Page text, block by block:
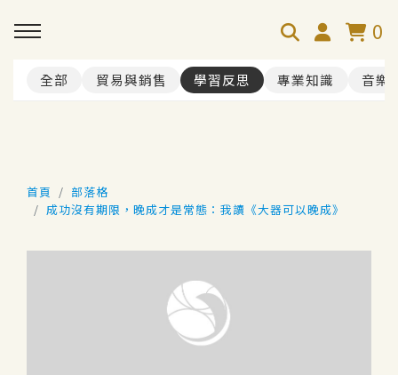
0
全部 貿易與銷售 學習反思 專業知識 音樂
首頁
部落格
成功沒有期限，晚成才是常態：我讀《大器可以晚成》